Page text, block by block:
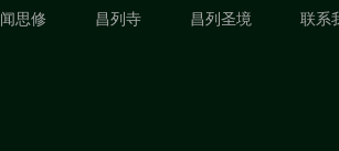
闻思修 昌列寺 昌列圣境 联系